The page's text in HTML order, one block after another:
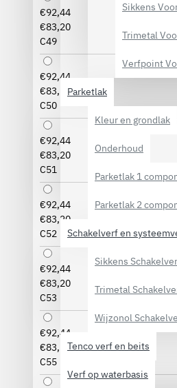
Sikkens
Trimetal
Verfpoint
Parketlak
Kleur en grondlak
Onderhoud
Parketlak 1
Parketlak 2
Schakelverf en
Sikkens
Trimetal
Wijzonol
Tenco verf en beits
Verf op waterbasis
€92,44
€83,20
C49
€92,44
€83,20
C50
€92,44
€83,20
C51
€92,44
€83,20
C52
€92,44
€83,20
C53
€92,44
€83,20
C55